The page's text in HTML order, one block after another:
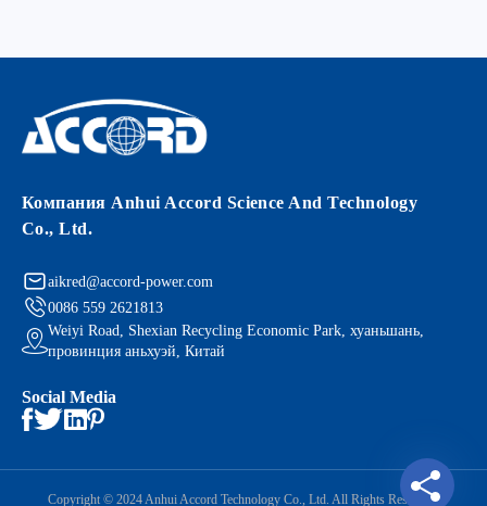
Компания Anhui Accord Science And Technology
Co., Ltd.
aikred@accord-power.com
0086 559 2621813
Weiyi Road, Shexian Recycling Economic Park, хуаньшань,
провинция аньхуэй, Китай
Social Media
Copyright © 2024 Anhui Accord Technology Co., Ltd. All Rights Reserved.